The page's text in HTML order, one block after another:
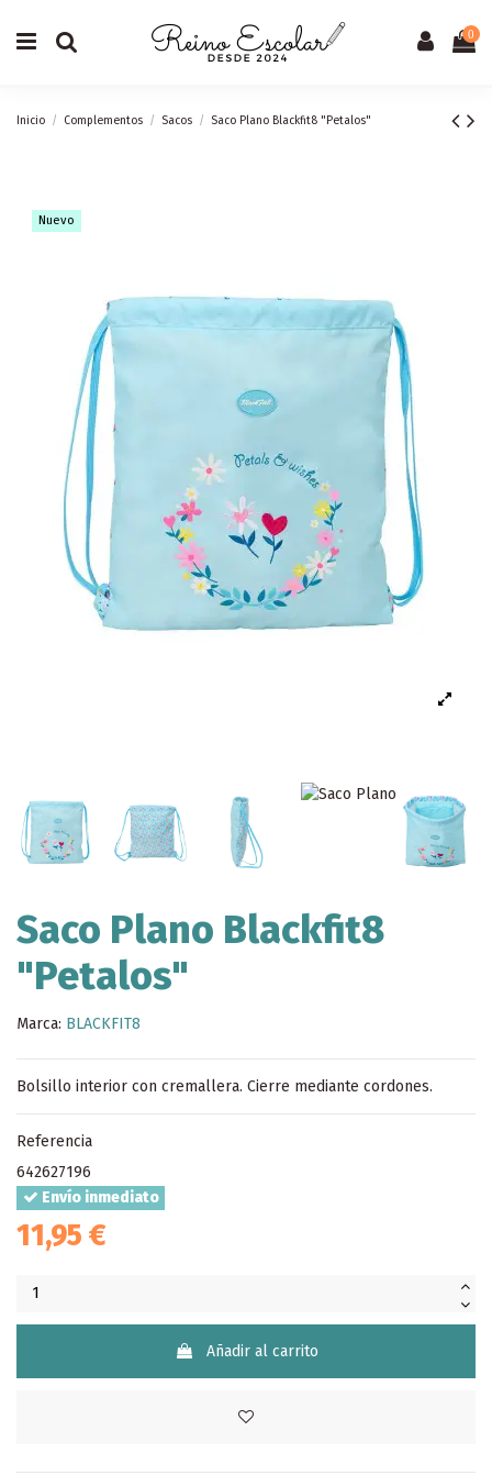
0
Inicio Complementos Sacos Saco Plano Blackfit8 "Petalos"
Nuevo
Saco Plano Blackfit8
"Petalos"
Marca: BLACKFIT8
Bolsillo interior con cremallera. Cierre mediante cordones.
Referencia
642627196
Envío inmediato
11,95 €
Añadir al carrito